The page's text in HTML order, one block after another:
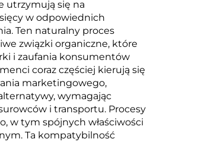
utrzymują się na
w odpowiednich
Ten naturalny proces
związki organiczne, które
i zaufania konsumentów
coraz częściej kierują się
marketingowego,
wymagając
i transportu. Procesy
w tym spójnych właściwości
Ta kompatybilność